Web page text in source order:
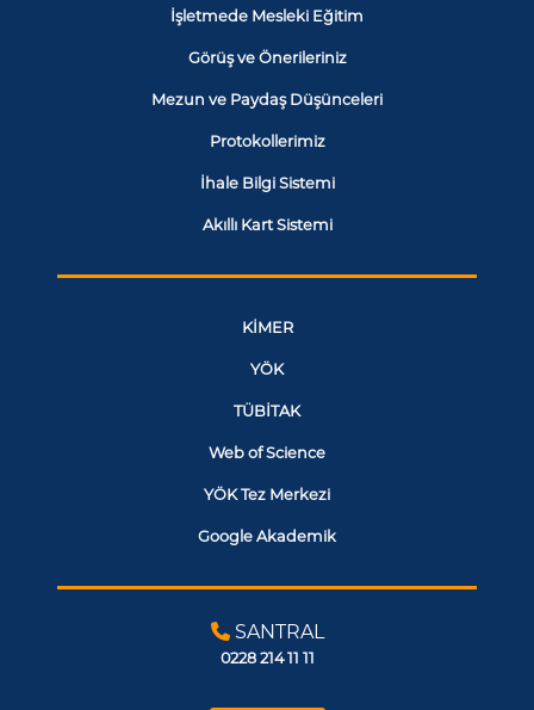
İşletmede Mesleki Eğitim
Görüş ve Önerileriniz
Mezun ve Paydaş Düşünceleri
Protokollerimiz
İhale Bilgi Sistemi
Akıllı Kart Sistemi
KİMER
YÖK
TÜBİTAK
Web of Science
YÖK Tez Merkezi
Google Akademik
SANTRAL
0228 214 11 11